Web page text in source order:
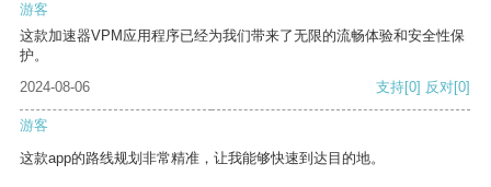
游客
这款加速器VPM应用程序已经为我们带来了无限的流畅体验和安全性保
护。
2024-08-06
支持[0] 反对[0]
游客
这款app的路线规划非常精准，让我能够快速到达目的地。